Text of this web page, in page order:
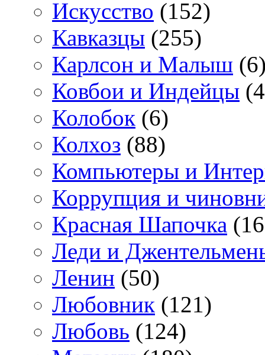
Искусство (152)
Кавказцы (255)
Карлсон и Малыш
Ковбои и Индейцы
Колобок (6)
Колхоз (88)
Компьютеры и
Коррупция и
Красная Шапочка
Леди и
Ленин (50)
Любовник (121)
Любовь (124)